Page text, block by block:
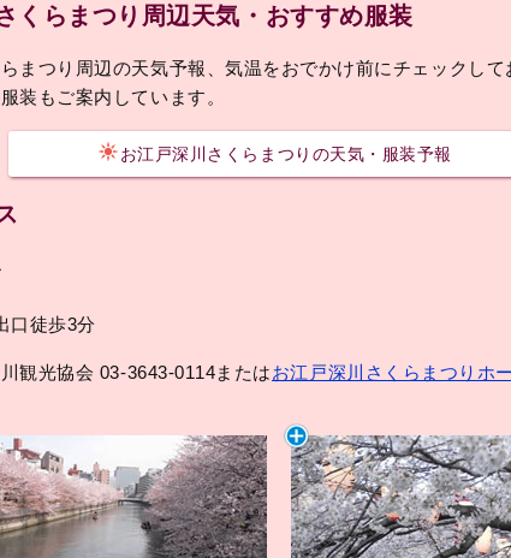
くらまつり周辺天気・おすすめ服装
まつり周辺の天気予報、気温をおでかけ前にチェックし
装もご案内しています。
お江戸深川さくらまつりの天気・服装予報
口徒歩3分
観光協会 03-3643-0114またはお江戸深川さくらまつりホ